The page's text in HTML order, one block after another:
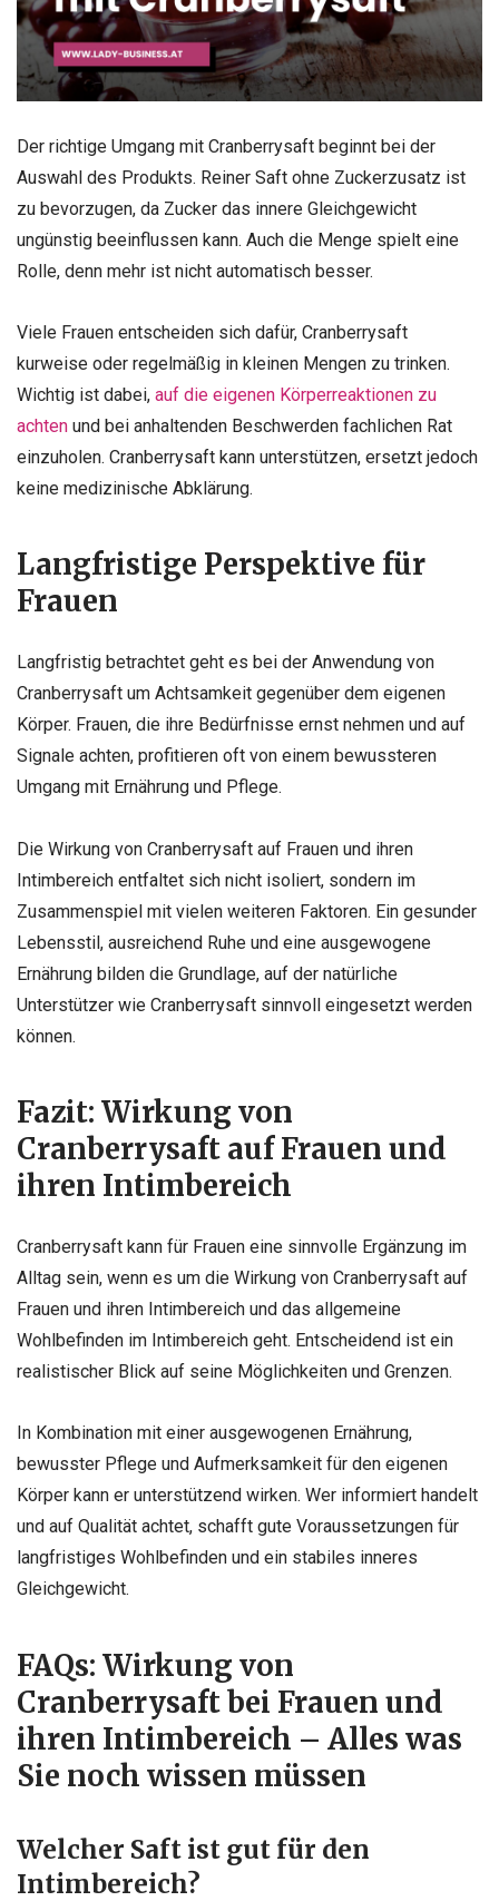
Der richtige Umgang mit Cranberrysaft beginnt bei der
Auswahl des Produkts. Reiner Saft ohne Zuckerzusatz ist
zu bevorzugen, da Zucker das innere Gleichgewicht
ungünstig beeinflussen kann. Auch die Menge spielt eine
Rolle, denn mehr ist nicht automatisch besser.
Viele Frauen entscheiden sich dafür, Cranberrysaft
kurweise oder regelmäßig in kleinen Mengen zu trinken.
Wichtig ist dabei, auf die eigenen Körperreaktionen zu
achten und bei anhaltenden Beschwerden fachlichen Rat
einzuholen. Cranberrysaft kann unterstützen, ersetzt jedoch
keine medizinische Abklärung.
Langfristige Perspektive für
Frauen
Langfristig betrachtet geht es bei der Anwendung von
Cranberrysaft um Achtsamkeit gegenüber dem eigenen
Körper. Frauen, die ihre Bedürfnisse ernst nehmen und auf
Signale achten, profitieren oft von einem bewussteren
Umgang mit Ernährung und Pflege.
Die Wirkung von Cranberrysaft auf Frauen und ihren
Intimbereich entfaltet sich nicht isoliert, sondern im
Zusammenspiel mit vielen weiteren Faktoren. Ein gesunder
Lebensstil, ausreichend Ruhe und eine ausgewogene
Ernährung bilden die Grundlage, auf der natürliche
Unterstützer wie Cranberrysaft sinnvoll eingesetzt werden
können.
Fazit: Wirkung von
Cranberrysaft auf Frauen und
ihren Intimbereich
Cranberrysaft kann für Frauen eine sinnvolle Ergänzung im
Alltag sein, wenn es um die Wirkung von Cranberrysaft auf
Frauen und ihren Intimbereich und das allgemeine
Wohlbefinden im Intimbereich geht. Entscheidend ist ein
realistischer Blick auf seine Möglichkeiten und Grenzen.
In Kombination mit einer ausgewogenen Ernährung,
bewusster Pflege und Aufmerksamkeit für den eigenen
Körper kann er unterstützend wirken. Wer informiert handelt
und auf Qualität achtet, schafft gute Voraussetzungen für
langfristiges Wohlbefinden und ein stabiles inneres
Gleichgewicht.
FAQs: Wirkung von
Cranberrysaft bei Frauen und
ihren Intimbereich – Alles was
Sie noch wissen müssen
Welcher Saft ist gut für den
Intimbereich?